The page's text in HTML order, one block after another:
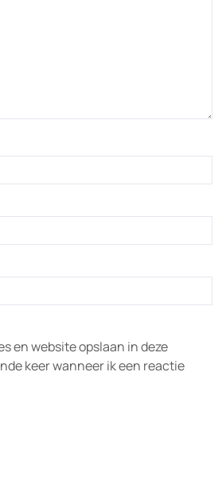
en website opslaan in deze
keer wanneer ik een reactie